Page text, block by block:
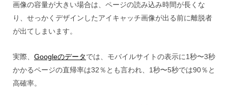
画像の容量が大きい場合は、ページの読み込み時間が長くな
り、せっかくデザインしたアイキャッチ画像が出る前に離脱者
が出てしまいます。
実際、 Googleのデータでは、モバイルサイトの表示に1秒〜3秒
かかるページの直帰率は32％とも言われ、1秒〜5秒では90％と
高確率。